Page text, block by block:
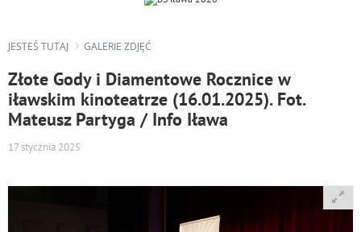
JESTEŚ TUTAJ GALERIE ZDJĘĆ
Złote Gody i Diamentowe Rocznice w
iławskim kinoteatrze (16.01.2025). Fot.
Mateusz Partyga / Info Iława
17 stycznia 2025